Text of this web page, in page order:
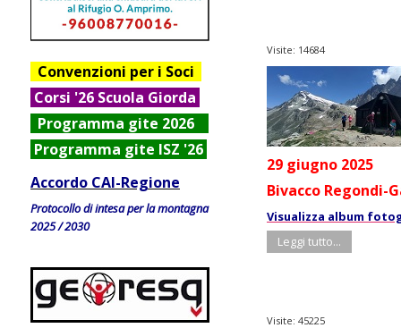
Convenzioni per i Soci
Corsi '26 Scuola Giorda
Programma gite 2026
Programma gite ISZ '26
Accordo CAI-Regione
Protocollo di intesa per la montagna
2025 / 2030
Visite: 14684
29 giugno 2025
Bivacco Regondi-
Visualizza album
Leggi tutto...
Visite: 45225